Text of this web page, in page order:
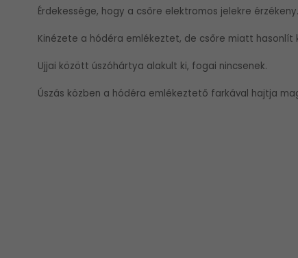
Érdekessége, hogy a csőre elektromos jelekre érzékeny.
Kinézete a hódéra emlékeztet, de csőre miatt hasonlít
Ujjai között úszóhártya alakult ki, fogai nincsenek.
Úszás közben a hódéra emlékeztető farkával hajtja